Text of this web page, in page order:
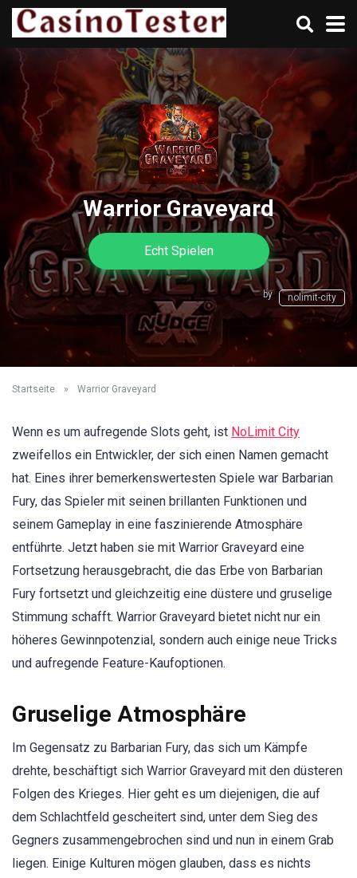
Warrior Graveyard
Echt Spielen
by nolimit-city
Startseite » Warrior Graveyard
Wenn es um aufregende Slots geht, ist NoLimit City
zweifellos ein Entwickler, der sich einen Namen gemacht
hat. Eines ihrer bemerkenswertesten Spiele war Barbarian
Fury, das Spieler mit seinen brillanten Funktionen und
seinem Gameplay in eine faszinierende Atmosphäre
entführte. Jetzt haben sie mit Warrior Graveyard eine
Fortsetzung herausgebracht, die das Erbe von Barbarian
Fury fortsetzt und gleichzeitig eine düstere und gruselige
Stimmung schafft. Warrior Graveyard bietet nicht nur ein
höheres Gewinnpotenzial, sondern auch einige neue Tricks
und aufregende Feature-Kaufoptionen.
Gruselige Atmosphäre
Im Gegensatz zu Barbarian Fury, das sich um Kämpfe
drehte, beschäftigt sich Warrior Graveyard mit den düsteren
Folgen des Krieges. Hier geht es um diejenigen, die auf
dem Schlachtfeld gescheitert sind, unter dem Sieg des
Gegners zusammengebrochen sind und nun in einem Grab
liegen. Einige Kulturen mögen glauben, dass es nichts